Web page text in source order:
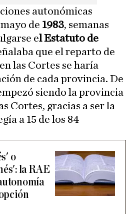
autonómicas
de 1983, semanas
el Estatuto de
que el reparto de
las Cortes se haría
de cada provincia. De
siendo la provincia
Cortes, gracias a ser la
a 15 de los 84
o
la RAE